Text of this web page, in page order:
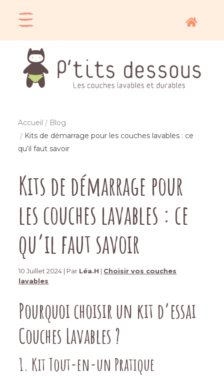
Accueil
Blog
Kits de démarrage pour les couches lavables : ce
qu’il faut savoir
Kits de démarrage pour
les couches lavables : ce
qu’il faut savoir
10 Juillet 2024 | Par Léa.H
Choisir vos couches
lavables
Pourquoi choisir un kit d’essai
Couches Lavables ?
1. Kit Tout-en-un Pratique